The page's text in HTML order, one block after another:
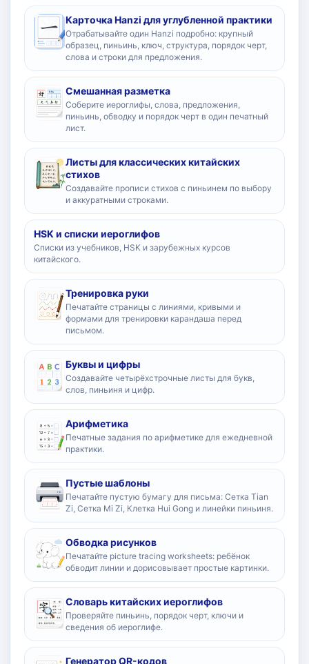
Карточка Hanzi для углубленной практики
Отрабатывайте один Hanzi подробно: крупный
образец, пиньинь, ключ, структура, порядок черт,
слова и строки для предложения.
Смешанная разметка
Соберите иероглифы, слова, предложения,
пиньинь, обводку и порядок черт в один печатный
лист.
Листы для классических китайских
стихов
Создавайте прописи стихов с пиньинем по выбору
и аккуратными строками.
HSK и списки иероглифов
Списки из учебников, HSK и зарубежных курсов
китайского.
Тренировка руки
Печатайте страницы с линиями, кривыми и
формами для тренировки карандаша перед
письмом.
Буквы и цифры
Создавайте четырёхстрочные листы для букв,
слов, пиньиня и цифр.
Арифметика
Печатные задания по арифметике для ежедневной
практики.
Пустые шаблоны
Печатайте пустую бумагу для письма: Сетка Tian
Zi, Сетка Mi Zi, Клетка Hui Gong и линейки пиньиня.
Обводка рисунков
Печатайте picture tracing worksheets: ребёнок
обводит линии и дорисовывает простые картинки.
Словарь китайских иероглифов
Проверяйте пиньинь, порядок черт, ключи и
сведения об иероглифе.
Генератор QR-кодов